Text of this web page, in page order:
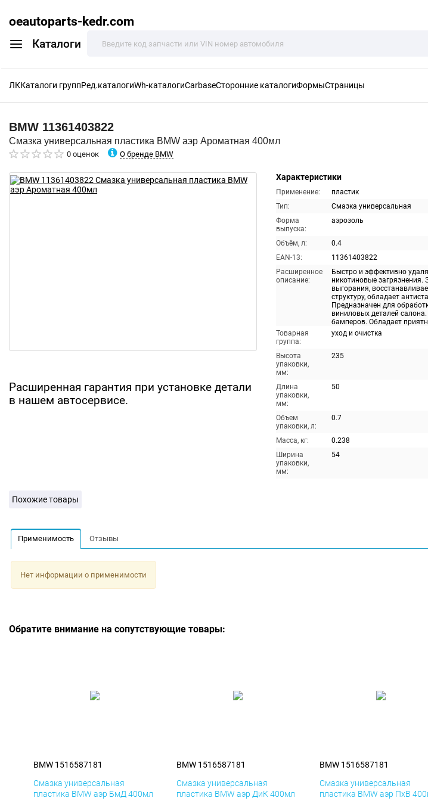
oeautoparts-kedr.com
Каталоги
ЛККаталоги группРед.каталогиWh-каталогиCarbaseСторонние каталогиФормыСтраницы
BMW 11361403822
Смазка универсальная пластика BMW аэр Ароматная 400мл
0 оценок О бренде BMW
Расширенная гарантия при установке детали
в нашем автосервисе.
Характеристики
Применение:
пластик
Тип:
Смазка универсальная
Форма
выпуска:
аэрозоль
Объём, л:
0.4
EAN-13:
11361403822
Расширенное
описание:
Быстро и эффективно
никотиновые загрязнения.
выгорания,
структуру, обладает
Предназначен для
виниловых деталей
бамперов. Обладает
Товарная
группа:
уход и очистка
Высота
упаковки,
мм:
235
Длина
упаковки,
мм:
50
Объем
упаковки, л:
0.7
Масса, кг:
0.238
Ширина
упаковки,
мм:
54
Похожие товары
Применимость Отзывы
Нет информации о применимости
Обратите внимание на сопутствующие товары:
BMW 1516587181
Смазка универсальная
пластика BMW аэр БмД 400мл
BMW 1516587181
Смазка универсальная
пластика BMW аэр ДиК 400мл
BMW 1516587181
Смазка универсальная
пластика BMW аэр ПхВ